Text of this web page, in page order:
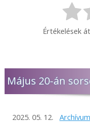
Értékelések
Május 20-án
2025. 05. 12.